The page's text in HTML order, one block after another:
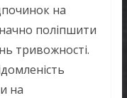
на
поліпшити
тривожності.
на